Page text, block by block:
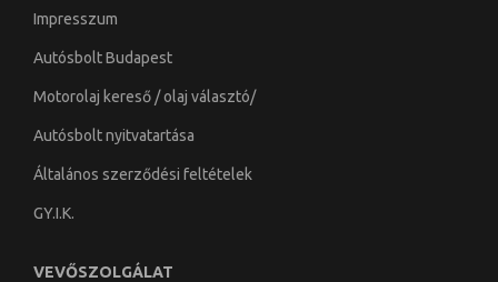
Impresszum
Autósbolt Budapest
Motorolaj kereső / olaj választó/
Autósbolt nyitvatartása
Általános szerződési feltételek
GY.I.K.
VEVŐSZOLGÁLAT